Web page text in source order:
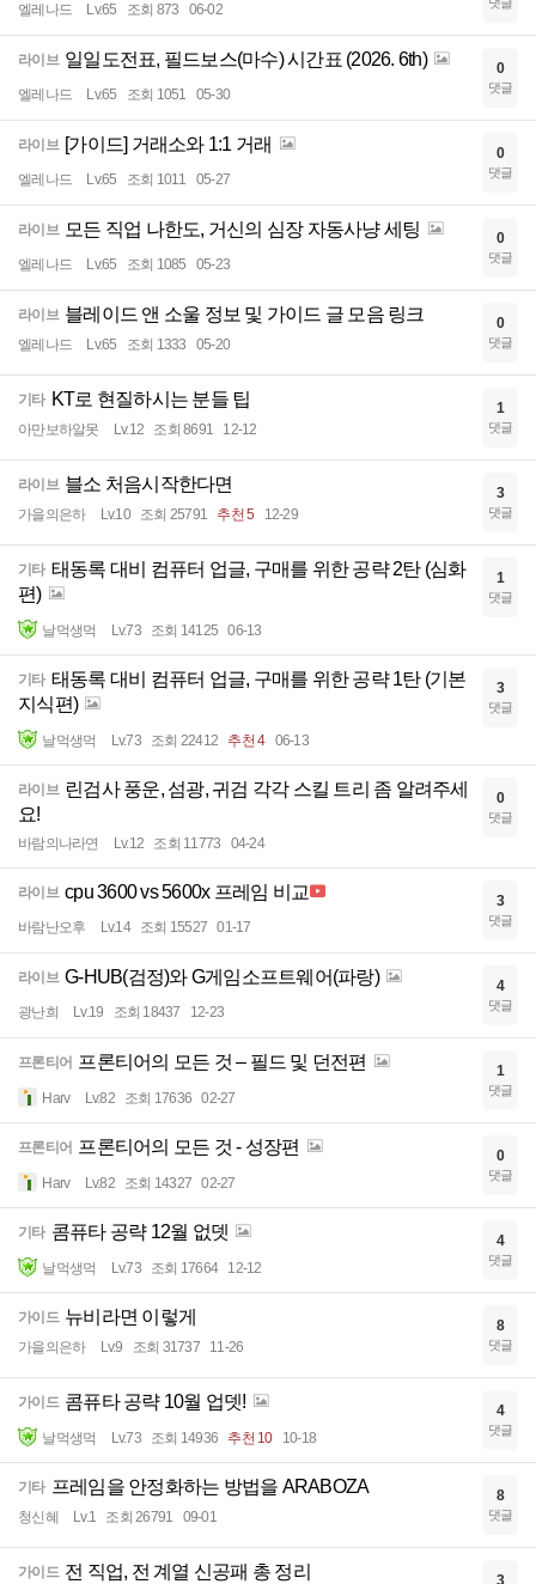
엘레나드 Lv.65 조회 873 06-02
라이브 일일도전표, 필드보스(마수) 시간표 (2026. 6th)
엘레나드 Lv.65 조회 1051 05-30
0
댓글
라이브 [가이드] 거래소와 1:1 거래
엘레나드 Lv.65 조회 1011 05-27
0
댓글
라이브 모든 직업 나한도, 거신의 심장 자동사냥 세팅
엘레나드 Lv.65 조회 1085 05-23
0
댓글
라이브 블레이드 앤 소울 정보 및 가이드 글 모음 링크
엘레나드 Lv.65 조회 1333 05-20
0
댓글
기타 KT로 현질하시는 분들 팁
아만보하알못 Lv.12 조회 8691 12-12
1
댓글
라이브 블소 처음시작한다면
가을의은하 Lv.10 조회 25791 추천 5 12-29
3
댓글
기타 태동록 대비 컴퓨터 업글, 구매를 위한 공략 2탄 (심화
편)
날먹생먹 Lv.73 조회 14125 06-13
1
댓글
기타 태동록 대비 컴퓨터 업글, 구매를 위한 공략 1탄 (기본
지식편)
날먹생먹 Lv.73 조회 22412 추천 4 06-13
3
댓글
라이브 린검사 풍운, 섬광, 귀검 각각 스킬 트리 좀 알려주세
요!
바람의나라연 Lv.12 조회 11773 04-24
0
댓글
라이브 cpu 3600 vs 5600x 프레임 비교
바람난오후 Lv.14 조회 15527 01-17
3
댓글
라이브 G-HUB(검정)와 G게임소프트웨어(파랑)
광난희 Lv.19 조회 18437 12-23
4
댓글
프론티어 프론티어의 모든 것 – 필드 및 던전편
Harv Lv.82 조회 17636 02-27
1
댓글
프론티어 프론티어의 모든 것 - 성장편
Harv Lv.82 조회 14327 02-27
0
댓글
기타 콤퓨타 공략 12월 없뎃
날먹생먹 Lv.73 조회 17664 12-12
4
댓글
가이드 뉴비라면 이렇게
가을의은하 Lv.9 조회 31737 11-26
8
댓글
가이드 콤퓨타 공략 10월 업뎃!
날먹생먹 Lv.73 조회 14936 추천 10 10-18
4
댓글
기타 프레임을 안정화하는 방법을 ARABOZA
청신혜 Lv.1 조회 26791 09-01
8
댓글
가이드 전 직업, 전 계열 신공패 총 정리 3